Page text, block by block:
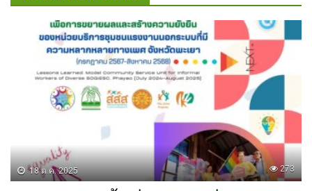
18 ต.ค. 2025 273